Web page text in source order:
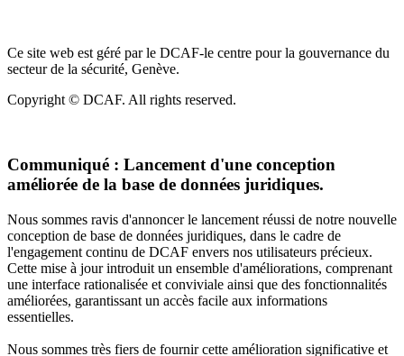
Ce site web est géré par le DCAF-le centre pour la gouvernance du
secteur de la sécurité, Genève.
Copyright © DCAF. All rights reserved.
Communiqué : Lancement d'une conception
améliorée de la base de données juridiques.
Nous sommes ravis d'annoncer le lancement réussi de notre nouvelle
conception de base de données juridiques, dans le cadre de
l'engagement continu de DCAF envers nos utilisateurs précieux.
Cette mise à jour introduit un ensemble d'améliorations, comprenant
une interface rationalisée et conviviale ainsi que des fonctionnalités
améliorées, garantissant un accès facile aux informations
essentielles.
Nous sommes très fiers de fournir cette amélioration significative et